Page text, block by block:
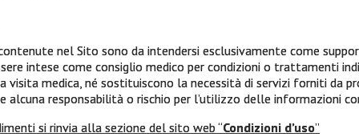
per età è dell’87,8% per gli uomini e dell’90,8%
nel Sito sono da intendersi esclusivamente come
intese come consiglio medico per condizioni o trattamenti
visita medica, né sostituiscono la necessità di servizi forniti da
alcuna responsabilità o rischio per l’utilizzo delle informazioni
si rinvia alla sezione del sito web “Condizioni d’uso”